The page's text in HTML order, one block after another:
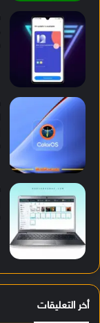
أخر التعليقات